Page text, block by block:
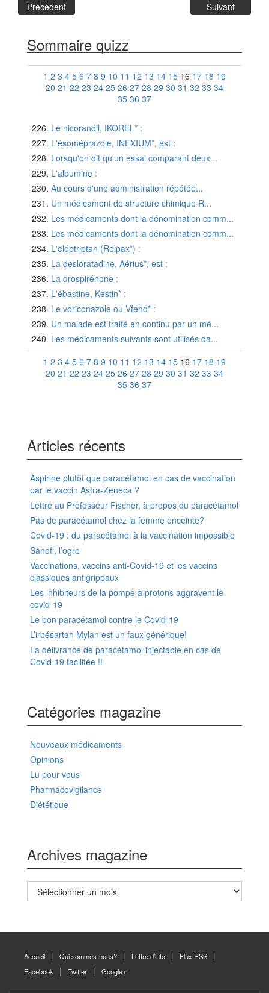
Précédent Suivant
Sommaire quizz
1 2 3 4 5 6 7 8 9 10 11 12 13 14 15 16 17 18 19
20 21 22 23 24 25 26 27 28 29 30 31 32 33 34
35 36 37
Le nicorandil, IKOREL* :
L'ésoméprazole, INEXIUM*, est :
Lorsqu'on dit qu'un essai comparant deux...
L'albumine :
Au cours d'une administration répétée...
Un médicament de structure chimique R...
Les médicaments dont la dénomination comm...
Les médicaments dont la dénomination comm...
L'eléptriptan (Relpax*) :
La desloratadine, Aérius*, est :
La drospirénone :
L'ébastine, Kestin* :
Le voriconazole ou Vfend* :
Un malade est traité en continu par un mé...
Les médicaments suivants sont utilisés da...
1 2 3 4 5 6 7 8 9 10 11 12 13 14 15 16 17 18 19
20 21 22 23 24 25 26 27 28 29 30 31 32 33 34
35 36 37
Articles récents
Aspirine plutôt que paracétamol en cas de vaccination
par le vaccin Astra-Zeneca ?
Lettre au Professeur Fischer, à propos du paracétamol
Pas de paracétamol chez la femme enceinte?
Covid-19 : du paracétamol à la vaccination impossible
Sanofi, l’ogre
Vaccinations, vaccins anti-Covid-19 et les vaccins
classiques antigrippaux
Les inhibiteurs de la pompe à protons aggravent le
covid-19
Le bon paracétamol contre le Covid-19
L’irbésartan Mylan est un faux générique!
La délivrance de paracétamol injectable en cas de
Covid-19 facilitée !!
Catégories magazine
Nouveaux médicaments
Opinions
Lu pour vous
Pharmacovigilance
Diététique
Archives magazine
Archives
magazine
Accueil Qui sommes-nous? Lettre d’info
Flux RSS
Facebook
Twitter Google+